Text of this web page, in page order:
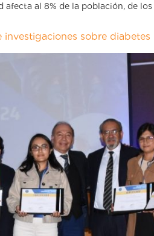
al 8% de la población, de
sobre diabetes